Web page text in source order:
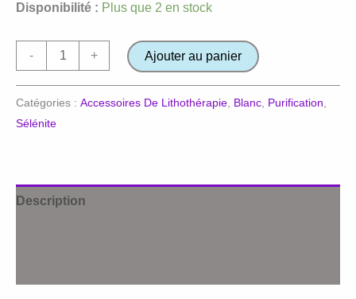
Disponibilité : Plus que 2 en stock
-
de
de
+ Ajouter au panier
Catégories : Accessoires De Lithothérapie Blanc Purification
Sélénite
Description